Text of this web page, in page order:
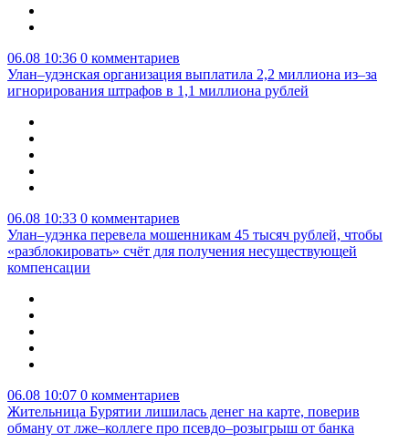
06.08 10:36 0 комментариев
Улан–удэнская организация выплатила 2,2 миллиона из–за
игнорирования штрафов в 1,1 миллиона рублей
06.08 10:33 0 комментариев
Улан–удэнка перевела мошенникам 45 тысяч рублей, чтобы
«разблокировать» счёт для получения несуществующей
компенсации
06.08 10:07 0 комментариев
Жительница Бурятии лишилась денег на карте, поверив
обману от лже–коллеге про псевдо–розыгрыш от банка